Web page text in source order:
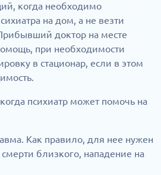
когда необходимо
на дом, а не везти
доктор на месте
при необходимости
в стационар, если в этом
психиатр может помочь на
Как правило, для нее нужен
смерти близкого, нападение на